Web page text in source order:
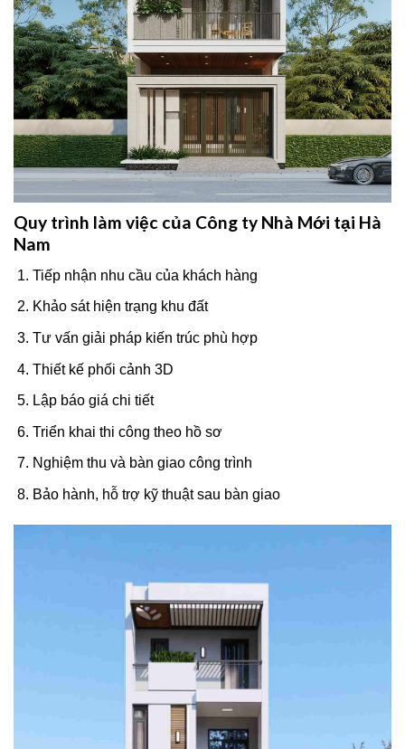
Quy trình làm việc của Công ty Nhà Mới tại Hà
Nam
Tiếp nhận nhu cầu của khách hàng
Khảo sát hiện trạng khu đất
Tư vấn giải pháp kiến trúc phù hợp
Thiết kế phối cảnh 3D
Lập báo giá chi tiết
Triển khai thi công theo hồ sơ
Nghiệm thu và bàn giao công trình
Bảo hành, hỗ trợ kỹ thuật sau bàn giao